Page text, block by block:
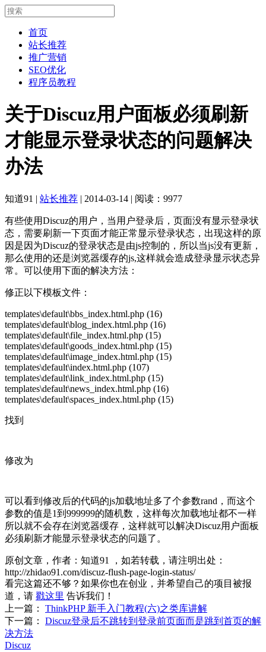
首页
站长推荐
推广营销
SEO优化
程序员教程
关于Discuz用户面板必须刷新
才能显示登录状态的问题解决
办法
知道91 | 站长推荐 | 2014-03-14 | 阅读：9977
有些使用Discuz的用户，当用户登录后，页面没有显示登录状
态，需要刷新一下页面才能正常显示登录状态，出现这样的原
因是因为Discuz的登录状态是由js控制的，所以当js没有更新，
那么使用的还是浏览器缓存的js,这样就会造成登录显示状态异
常。可以使用下面的解决方法：
修正以下模板文件：
templates\default\bbs_index.html.php (16)
templates\default\blog_index.html.php (16)
templates\default\file_index.html.php (15)
templates\default\goods_index.html.php (15)
templates\default\image_index.html.php (15)
templates\default\index.html.php (107)
templates\default\link_index.html.php (15)
templates\default\news_index.html.php (16)
templates\default\spaces_index.html.php (15)
找到
修改为
可以看到修改后的代码的js加载地址多了个参数rand，而这个
参数的值是1到999999的随机数，这样每次加载地址都不一样
所以就不会存在浏览器缓存，这样就可以解决Discuz用户面板
必须刷新才能显示登录状态的问题了。
原创文章，作者：知道91
，如若转载，请注明出处：
http://zhidao91.com/discuz-flush-page-login-status/
看完这篇还不够？如果你也在创业，并希望自己的项目被报
道，请 戳这里 告诉我们！
上一篇：
ThinkPHP 新手入门教程(六)之类库讲解
下一篇：
Discuz登录后不跳转到登录前页面而是跳到首页的解
决方法
Discuz